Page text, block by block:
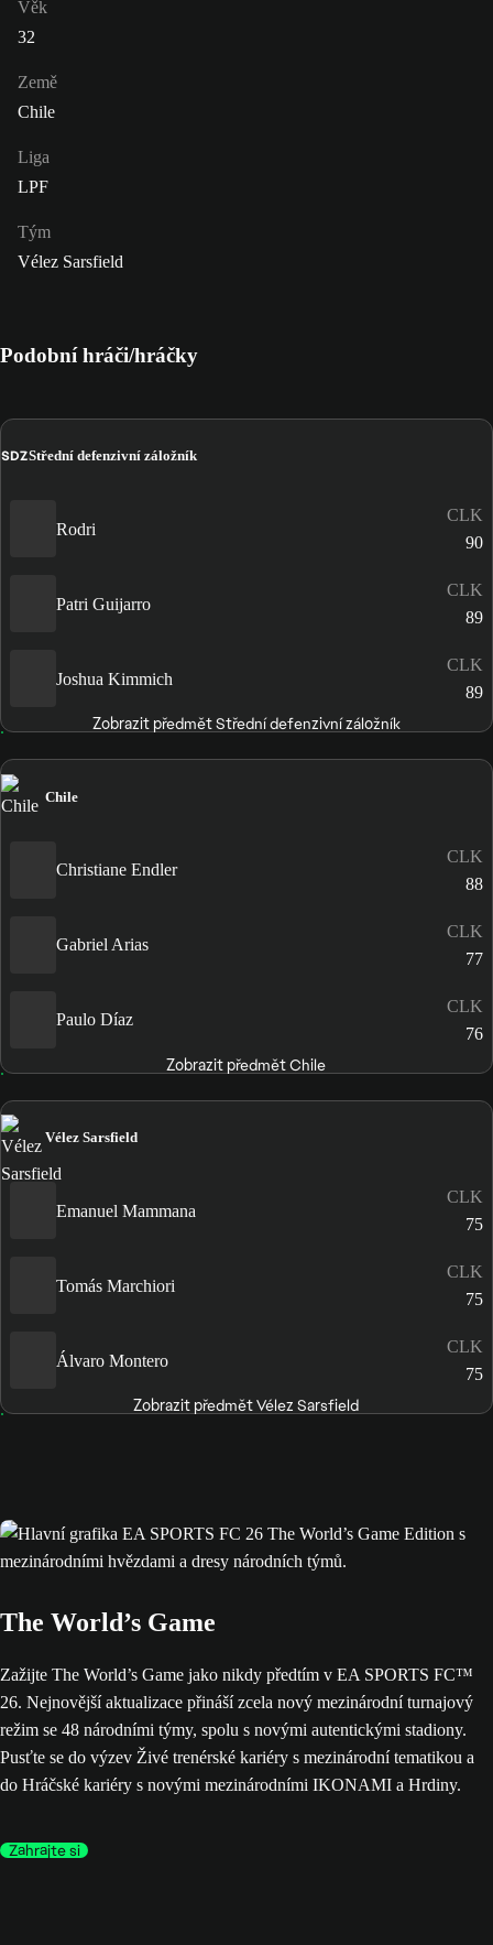
Věk
32
Země
Chile
Liga
LPF
Tým
Vélez Sarsfield
Podobní hráči/hráčky
SDZStřední defenzivní záložník
Rodri
CLK
90
Patri Guijarro
CLK
89
Joshua Kimmich
CLK
89
Zobrazit předmět Střední defenzivní záložník
Chile
Christiane Endler
CLK
88
Gabriel Arias
CLK
77
Paulo Díaz
CLK
76
Zobrazit předmět Chile
Vélez Sarsfield
Emanuel Mammana
CLK
75
Tomás Marchiori
CLK
75
Álvaro Montero
CLK
75
Zobrazit předmět Vélez Sarsfield
The World’s Game
Zažijte The World’s Game jako nikdy předtím v EA SPORTS FC™
26. Nejnovější aktualizace přináší zcela nový mezinárodní turnajový
režim se 48 národními týmy, spolu s novými autentickými stadiony.
Pusťte se do výzev Živé trenérské kariéry s mezinárodní tematikou a
do Hráčské kariéry s novými mezinárodními IKONAMI a Hrdiny.
Zahrajte si